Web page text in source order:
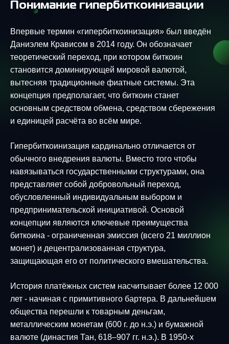
Понимание гипербиткоинизации
Впервые термин «гипербиткоинизация» был введён
Даниэлем Крависом в 2014 году. Он обозначает
теоретический переход, при котором биткоин
становится доминирующей мировой валютой,
вытесняя традиционные фиатные системы. Эта
концепция предполагает, что биткоин станет
основным средством обмена, средством сбережения
и единицей расчёта во всём мире.
Гипербиткоинизация кардинально отличается от
обычного внедрения валюты. Вместо того чтобы
навязываться государственными структурами, она
представляет собой добровольный переход,
обусловленный индивидуальным выбором и
предпринимательской инициативой. Основой
концепции являются ключевые преимущества
биткоина - ограниченная эмиссия (всего 21 миллион
монет) и децентрализованная структура,
защищающая его от политического вмешательства.
История платёжных систем насчитывает более 12 000
лет - начиная с примитивного бартера. В дальнейшем
общества перешли к товарным деньгам,
металлическим монетам (600 г. до н.э.) и бумажной
валюте (династия Тан, 618–907 гг. н.э.). В 1950-х